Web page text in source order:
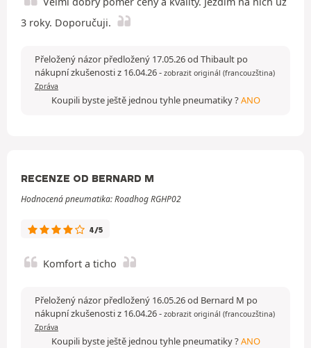
3 roky. Doporučuji.
Přeložený názor předložený 17.05.26 od Thibault po
nákupní zkušenosti z 16.04.26- zobrazit originál (francouzština)
Zpráva
Koupili byste ještě jednou tyhle pneumatiky ?ANO
RECENZE OD BERNARD M
Hodnocená pneumatika: Roadhog RGHP02
4/5
Komfort a ticho
Přeložený názor předložený 16.05.26 od Bernard M po
nákupní zkušenosti z 16.04.26- zobrazit originál (francouzština)
Zpráva
Koupili byste ještě jednou tyhle pneumatiky ?ANO